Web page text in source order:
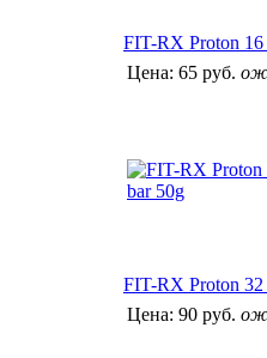
FIT-RX Proton 16
Цена: 65 руб.
FIT-RX Proton 32
Цена: 90 руб.